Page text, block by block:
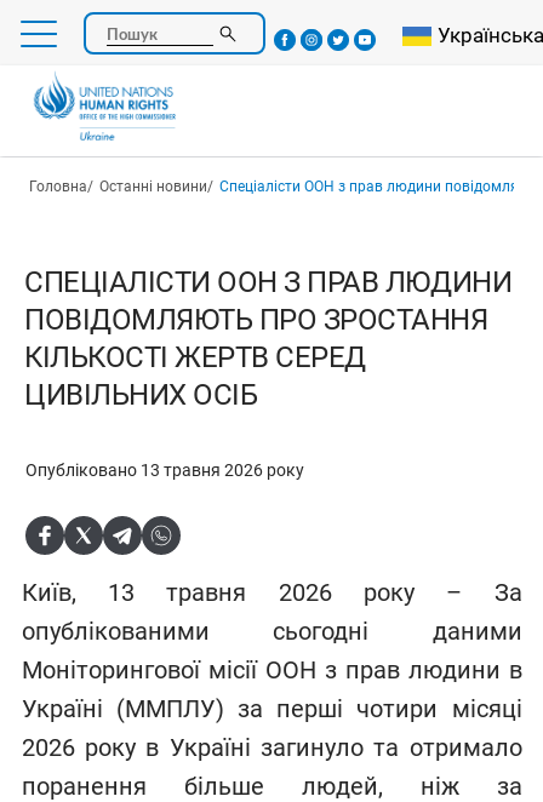
Перейти
основного
Пошук Select your
Українська
Рядок навіґації
Головна Останні новини Спеціалісти ООН з прав людини повідомляють про зростання
СПЕЦІАЛІСТИ ООН З ПРАВ ЛЮДИНИ
ПОВІДОМЛЯЮТЬ ПРО ЗРОСТАННЯ
КІЛЬКОСТІ ЖЕРТВ СЕРЕД
ЦИВІЛЬНИХ ОСІБ
Опубліковано 13 травня 2026 року
Київ, 13 травня 2026 року – За
опублікованими сьогодні даними
Моніторингової місії ООН з прав людини в
Україні (ММПЛУ) за перші чотири місяці
2026 року в Україні загинуло та отримало
поранення більше людей, ніж за